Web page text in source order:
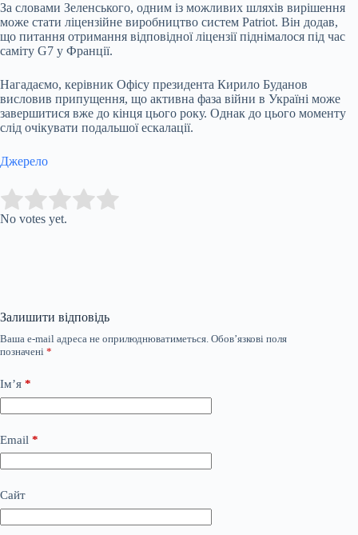
За словами Зеленського, одним із можливих шляхів вирішення
може стати ліцензійне виробництво систем Patriot. Він додав,
що питання отримання відповідної ліцензії піднімалося під час
саміту G7 у Франції.
Нагадаємо, керівник Офісу президента Кирило Буданов
висловив припущення, що активна фаза війни в Україні може
завершитися вже до кінця цього року. Однак до цього моменту
слід очікувати подальшої ескалації.
Джерело
Rate this item:
No votes yet.
Залишити відповідь
Ваша e-mail адреса не оприлюднюватиметься. Обов’язкові поля
позначені *
Ім’я *
Email *
Сайт